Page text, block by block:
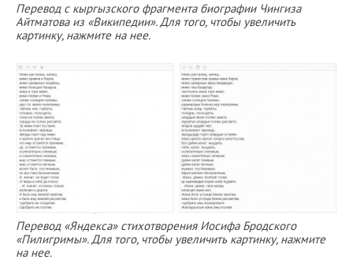
Перевод с кыргызского фрагмента биографии Чингиза
Айтматова из «Википедии». Для того, чтобы увеличить
картинку, нажмите на нее.
Перевод «Яндекса» стихотворения Иосифа Бродского
«Пилигримы». Для того, чтобы увеличить картинку, нажмите
на нее.